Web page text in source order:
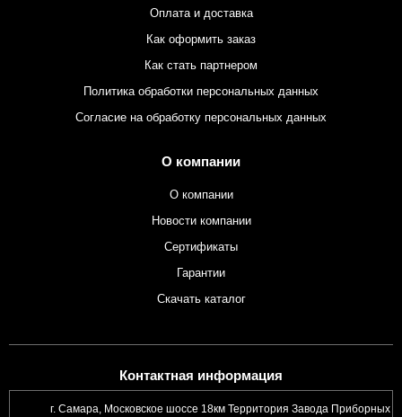
Оплата и доставка
Как оформить заказ
Как стать партнером
Политика обработки персональных данных
Согласие на обработку персональных данных
О компании
О компании
Новости компании
Сертификаты
Гарантии
Скачать каталог
Контактная информация
г. Самара, Московское шоссе 18км Территория Завода Приборных